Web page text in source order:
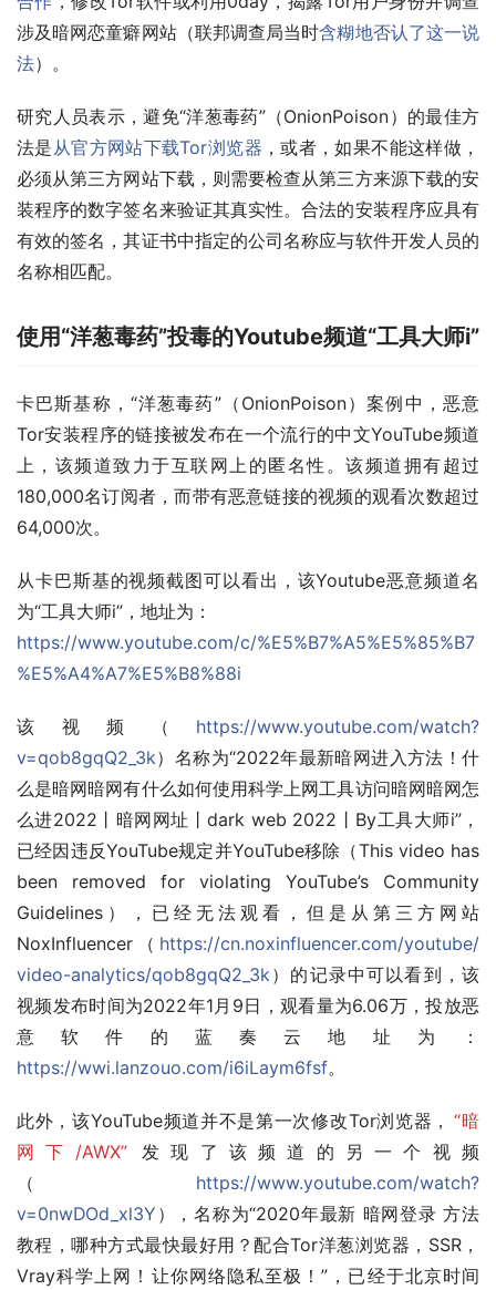
涉及暗网恋童癖网站（联邦调查局当时含糊地否认了这一说
法）。
研究人员表示，避免“洋葱毒药”（OnionPoison）的最佳方
法是从官方网站下载Tor浏览器 ，或者，如果不能这样做，
必须从第三方网站下载，则需要检查从第三方来源下载的安
装程序的数字签名来验证其真实性。合法的安装程序应具有
有效的签名，其证书中指定的公司名称应与软件开发人员的
名称相匹配。
使用“洋葱毒药”投毒的Youtube频道“工具大师i”
卡巴斯基称，“洋葱毒药”（OnionPoison）案例中，恶意
Tor安装程序的链接被发布在一个流行的中文YouTube频道
上，该频道致力于互联网上的匿名性。该频道拥有超过
180,000名订阅者，而带有恶意链接的视频的观看次数超过
64,000次。
从卡巴斯基的视频截图可以看出，该Youtube恶意频道名
为“工具大师i”，地址为：
https://www.youtube.com/c/%E5%B7%A5%E5%85%B7
%E5%A4%A7%E5%B8%88i
该视频（ https://www.youtube.com/watch?
v=qob8gqQ2_3k）名称为“2022年最新暗网进入方法！什
么是暗网暗网有什么如何使用科学上网工具访问暗网暗网怎
么进2022丨暗网网址丨dark web 2022丨By工具大师i”，
已经因违反YouTube规定并YouTube移除（This video has
been removed for violating YouTube’s Community
Guidelines），已经无法观看，但是从第三方网站
NoxInfluencer（ https://cn.noxinfluencer.com/youtube/
video-analytics/qob8gqQ2_3k）的记录中可以看到，该
视频发布时间为2022年1月9日，观看量为6.06万，投放恶
意软件的蓝奏云地址为：
https://wwi.lanzouo.com/i6iLaym6fsf。
此外，该YouTube频道并不是第一次修改Tor浏览器， “暗
网下/AWX”
发现了该频道的另一个视频
（ https://www.youtube.com/watch?
v=0nwDOd_xl3Y ），名称为“2020年最新 暗网登录 方法
教程，哪种方式最快最好用？配合Tor洋葱浏览器，SSR，
Vray科学上网！让你网络隐私至极！”，已经于北京时间